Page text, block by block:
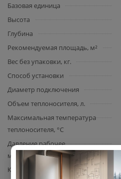
Базовая единица
Высота
Глубина
Рекомендуемая площадь, м²
Вес без упаковки, кг.
Способ установки
Диаметр подключения
Объем теплоносителя, л.
Максимальная температура
теплоносителя, °C
Давление рабочее
максимальное, бар
Комплектация